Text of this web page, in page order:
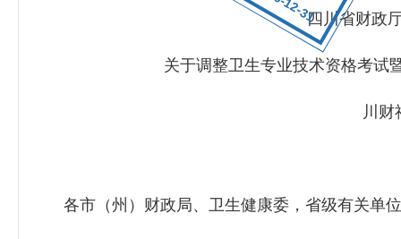
四川省财政厅
关于调整卫生专业技术资格考试
川财社
各市（州）财政局、卫生健康委，省级有关单